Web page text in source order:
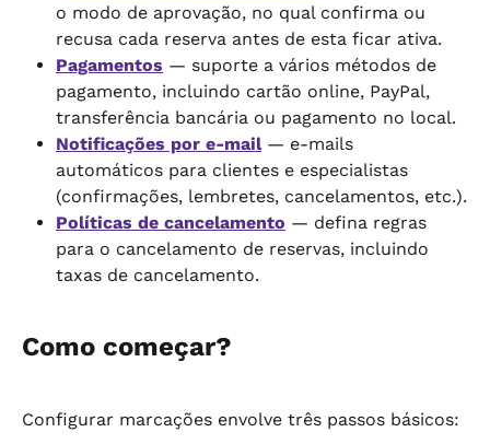
o modo de aprovação, no qual confirma ou
recusa cada reserva antes de esta ficar ativa.
Pagamentos — suporte a vários métodos de
pagamento, incluindo cartão online, PayPal,
transferência bancária ou pagamento no local.
Notificações por e-mail — e-mails
automáticos para clientes e especialistas
(confirmações, lembretes, cancelamentos, etc.).
Políticas de cancelamento — defina regras
para o cancelamento de reservas, incluindo
taxas de cancelamento.
Como começar?
Configurar marcações envolve três passos básicos: